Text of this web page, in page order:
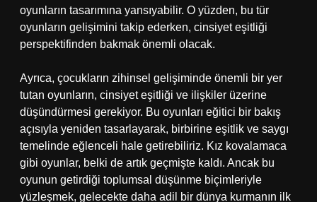
oyunların tasarımına yansıyabilir. O yüzden, bu tür
oyunların gelişimini takip ederken, cinsiyet eşitliği
perspektifinden bakmak önemli olacak.
Ayrıca, çocukların zihinsel gelişiminde önemli bir yer
tutan oyunların, cinsiyet eşitliği ve ilişkiler üzerine
düşündürmesi gerekiyor. Bu oyunları eğitici bir bakış
açısıyla yeniden tasarlayarak, birbirine eşitlik ve saygı
temelinde eğlenceli hale getirebiliriz. Kız kovalamaca
gibi oyunlar, belki de artık geçmişte kaldı. Ancak bu
oyunun getirdiği toplumsal düşünme biçimleriyle
yüzleşmek, gelecekte daha adil bir dünya kurmanın ilk